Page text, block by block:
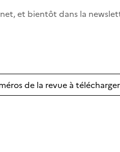
et bientôt dans la
de la revue à télécharger